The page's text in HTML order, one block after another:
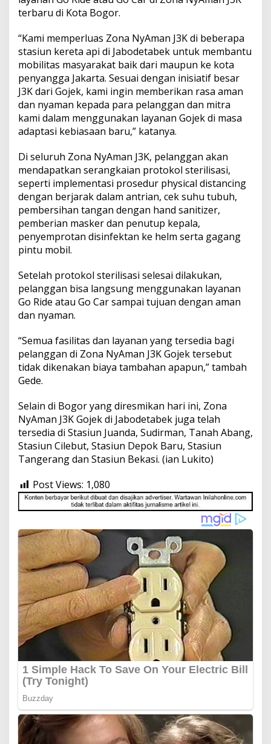
terbaru di Kota Bogor.
“Kami memperluas Zona NyAman J3K di beberapa
stasiun kereta api di Jabodetabek untuk membantu
mobilitas masyarakat baik dari maupun ke kota
penyangga Jakarta. Sesuai dengan inisiatif besar
J3K dari Gojek, kami ingin memberikan rasa aman
dan nyaman kepada para pelanggan dan mitra
kami dalam menggunakan layanan Gojek di masa
adaptasi kebiasaan baru,” katanya.
Di seluruh Zona NyAman J3K, pelanggan akan
mendapatkan serangkaian protokol sterilisasi,
seperti implementasi prosedur physical distancing
dengan berjarak dalam antrian, cek suhu tubuh,
pembersihan tangan dengan hand sanitizer,
pemberian masker dan penutup kepala,
penyemprotan disinfektan ke helm serta gagang
pintu mobil.
Setelah protokol sterilisasi selesai dilakukan,
pelanggan bisa langsung menggunakan layanan
Go Ride atau Go Car sampai tujuan dengan aman
dan nyaman.
“Semua fasilitas dan layanan yang tersedia bagi
pelanggan di Zona NyAman J3K Gojek tersebut
tidak dikenakan biaya tambahan apapun,” tambah
Gede.
Selain di Bogor yang diresmikan hari ini, Zona
NyAman J3K Gojek di Jabodetabek juga telah
tersedia di Stasiun Juanda, Sudirman, Tanah Abang,
Stasiun Cilebut, Stasiun Depok Baru, Stasiun
Tangerang dan Stasiun Bekasi. (ian Lukito)
Post Views: 1,080